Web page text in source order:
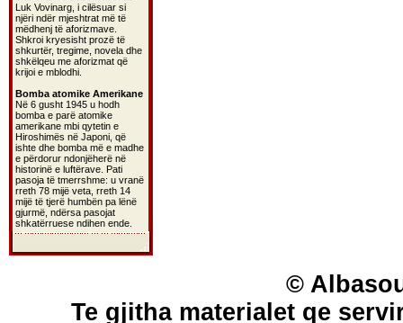
Luk Vovinarg, i cilësuar si
njëri ndër mjeshtrat më të
mëdhenj të aforizmave.
Shkroi kryesisht prozë të
shkurtër, tregime, novela dhe
shkëlqeu me aforizmat që
krijoi e mblodhi.
Bomba atomike Amerikane
Në 6 gusht 1945 u hodh
bomba e parë atomike
amerikane mbi qytetin e
Hiroshimës në Japoni, që
ishte dhe bomba më e madhe
e përdorur ndonjëherë në
historinë e luftërave. Pati
pasoja të tmerrshme: u vranë
rreth 78 mijë veta, rreth 14
mijë të tjerë humbën pa lënë
gjurmë, ndërsa pasojat
shkatërruese ndihen ende.
©
Te gjitha materialet qe